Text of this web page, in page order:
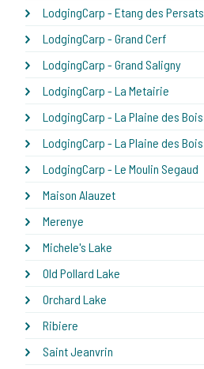
LodgingCarp - Etang des Persats
LodgingCarp - Grand Cerf
LodgingCarp - Grand Saligny
LodgingCarp - La Metairie
LodgingCarp - La Plaine des Bois
LodgingCarp - La Plaine des
LodgingCarp - Le Moulin Segaud
Maison Alauzet
Merenye
Michele's Lake
Old Pollard Lake
Orchard Lake
Ribiere
Saint Jeanvrin